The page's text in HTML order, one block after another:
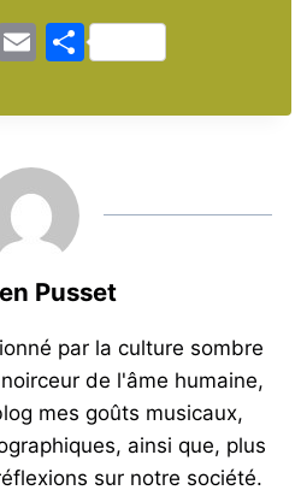
gr
E
ai
l
P
ta
Pusset
par la culture sombre
de l'âme humaine,
mes goûts musicaux,
ainsi que, plus
sur notre société.